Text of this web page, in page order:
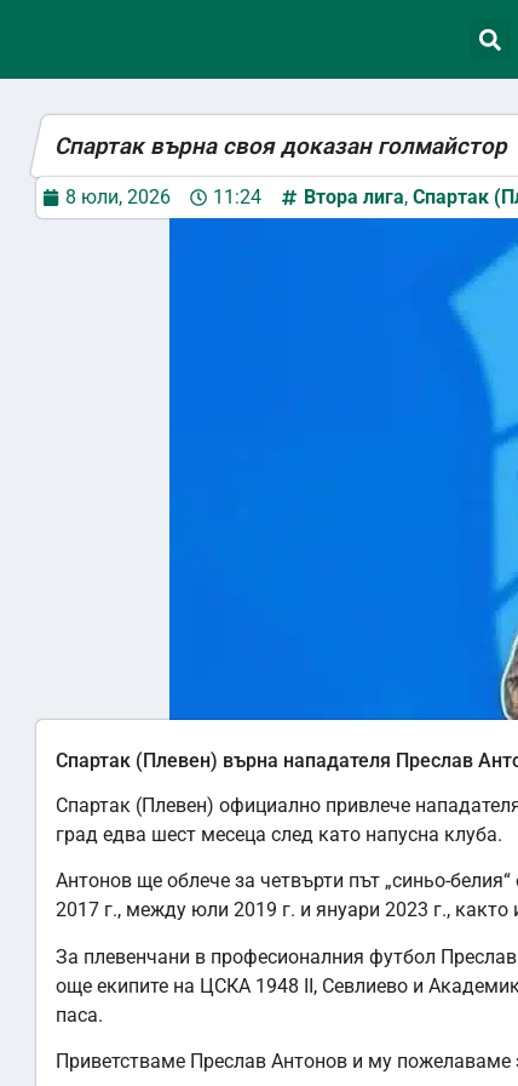
Спартак върна своя доказан голмайстор
8 юли, 2026 11:24 Втора лига, Спартак
Спартак (Плевен) върна нападателя Преслав
Спартак (Плевен) официално привлече
град едва шест месеца след като напусна клуба.
Антонов ще облече за четвърти път „синьо-
2017 г., между юли 2019 г. и януари 2023 г.,
За плевенчани в професионалния футбол
още екипите на ЦСКА 1948 II, Севлиево и
паса.
Приветстваме Преслав Антонов и му пожелаваме